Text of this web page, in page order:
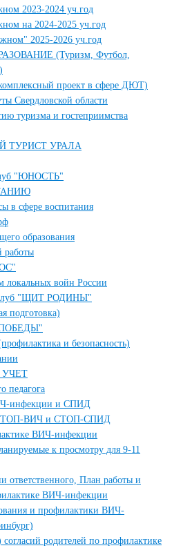
2023-2024 уч.год
на 2024-2025 уч.год
2025-2026 уч.год
(Туризм, Футбол,
проект в сфере ДЮТ)
Свердловской области
туризма и гостеприимства
ТУРИСТ УРАЛА
"ЮНОСТЬ"
в сфере воспитания
образования
работы
локальных войн России
клуб "ЩИТ РОДИНЫ"
подготовка)
и безопасность)
педагога
и СПИД
СТОП-ВИЧ и СТОП-СПИД
ВИЧ-инфекции
к просмотру для 9-11
ответственного, План работы и
ВИЧ-инфекции
и профилактики ВИЧ-
родителей по профилактике